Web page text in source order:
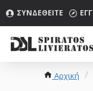
ΣΥΝΔΕΘΕΊΤΕ
Αρχική